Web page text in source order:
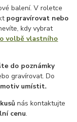
balení. V roletce
pogravírovat nebo
kdy vybrat
volbě vlastního
do poznámky
gravírovat. Do
umístit.
nás kontaktujte
cenu.